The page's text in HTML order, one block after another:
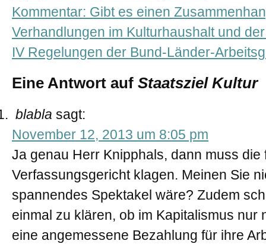
Kommentar: Gibt es einen
Verhandlungen im Kulturhaushalt und
IV Regelungen der Bund-Länder-
Eine Antwort auf Staatsziel Kultur
blabla sagt:
November 12, 2013 um 8:05 pm
Ja genau Herr Knipphals, dann muss die
Verfassungsgericht klagen. Meinen Sie
spannendes Spektakel wäre? Zudem
einmal zu klären, ob im Kapitalismus nur
eine angemessene Bezahlung für ihre